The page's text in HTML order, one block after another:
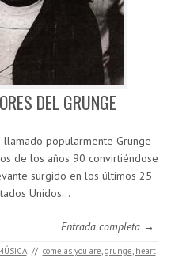
DEL GRUNGE
popularmente Grunge
de los años 90 convirtiéndose
surgido en los últimos 25
Unidos…
Entrada completa →
// come as you are,grunge, heart